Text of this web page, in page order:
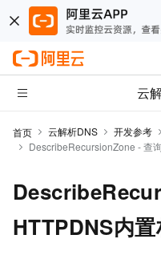
云
首页 云解析DNS 开发参考
DescribeRecursionZone - 查
HTTPDNS内